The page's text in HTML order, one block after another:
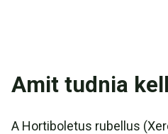
Amit tudnia kell
A Hortiboletus rubellus